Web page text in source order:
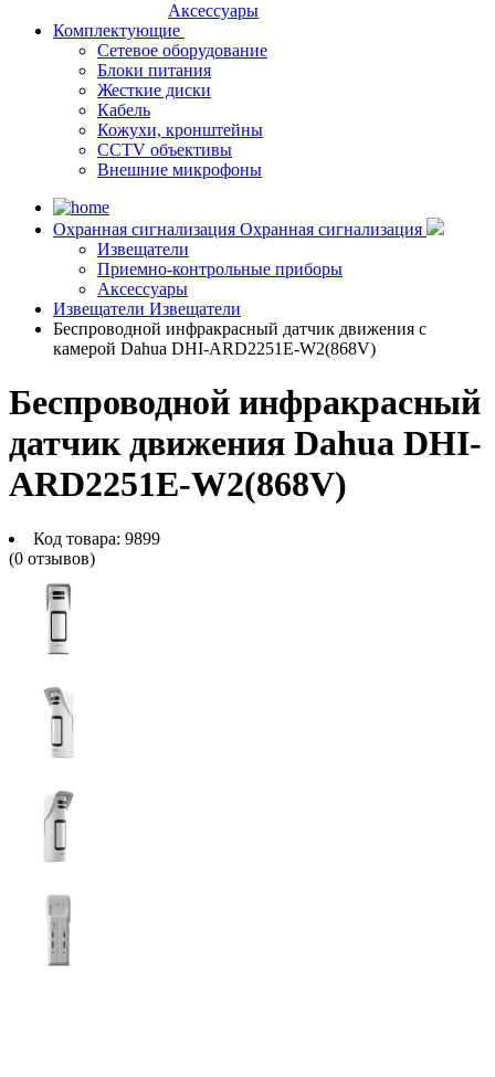
Аксессуары
Комплектующие
Сетевое оборудование
Блоки питания
Жесткие диски
Кабель
Кожухи, кронштейны
CCTV объективы
Внешние микрофоны
Охранная сигнализация Охранная сигнализация
Извещатели
Приемно-контрольные приборы
Аксессуары
Извещатели Извещатели
Беспроводной инфракрасный датчик движения с
камерой Dahua DHI-ARD2251E-W2(868V)
Беспроводной инфракрасный
датчик движения Dahua DHI-
ARD2251E-W2(868V)
Код товара: 9899
(0 отзывов)